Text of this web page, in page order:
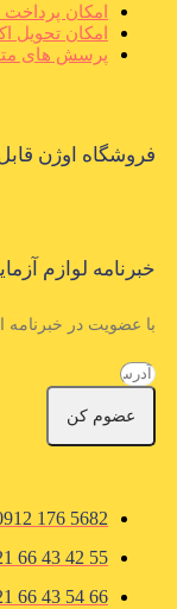
امکان
امکان تحویل
پرسش های
فروشگاه اوژن
خبرنامه لوازم
با عضویت در
عضوم کن
5682 176 0912
55 42 43 66 021
66 54 43 66 021